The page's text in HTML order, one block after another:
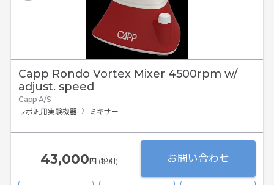
Capp Rondo Vortex Mixer 4500rpm w/
adjust. speed
Capp A/S
ラボ汎用実験機器
ミキサー
43,000円 (税別) お問い合わせ